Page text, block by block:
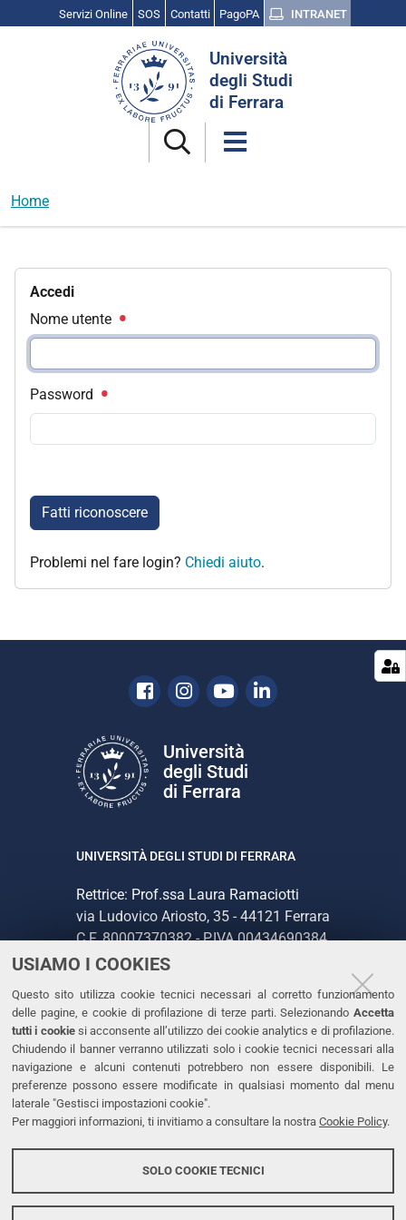
USIAMO I COOKIES
Questo sito utilizza cookie tecnici necessari al corretto funzionamento
delle pagine, e cookie di profilazione di terze parti. Selezionando Accetta
tutti i cookiesi acconsente all’utilizzo dei cookie analytics e di profilazione.
Chiudendo il banner verranno utilizzati solo i cookie tecnici necessari alla
navigazione e alcuni contenuti potrebbero non essere disponibili. Le
preferenze possono essere modificate in qualsiasi momento dal menu
laterale "Gestisci impostazioni cookie".
Per maggiori informazioni, ti invitiamo a consultare la nostra Cookie Policy.
SOLO COOKIE TECNICI
Servizi Online SOS Contatti PagoPA INTRANET
Università
degli Studi
di Ferrara
Home
Accedi
Nome utente
Password
Fatti riconoscere
Problemi nel fare login? Chiedi aiuto.
Facebook
Instagram
YoutubeLinkedin
Università
degli Studi
di Ferrara
UNIVERSITÀ DEGLI STUDI DI FERRARA
Rettrice: Prof.ssa Laura Ramaciotti
via Ludovico Ariosto, 35 - 44121 Ferrara
C.F. 80007370382 - P.IVA 00434690384
CONTATTI
Tel. +39 0532 293111
Fax. +39 0532 293031
PEC
LINKS
Accessibilità
Protezione dati personali